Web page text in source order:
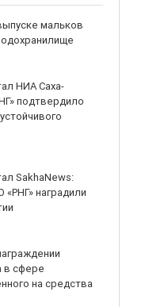
мальков
НИА Саха-
подтвердило
SakhaNews:
наградили
в сфере
на средства